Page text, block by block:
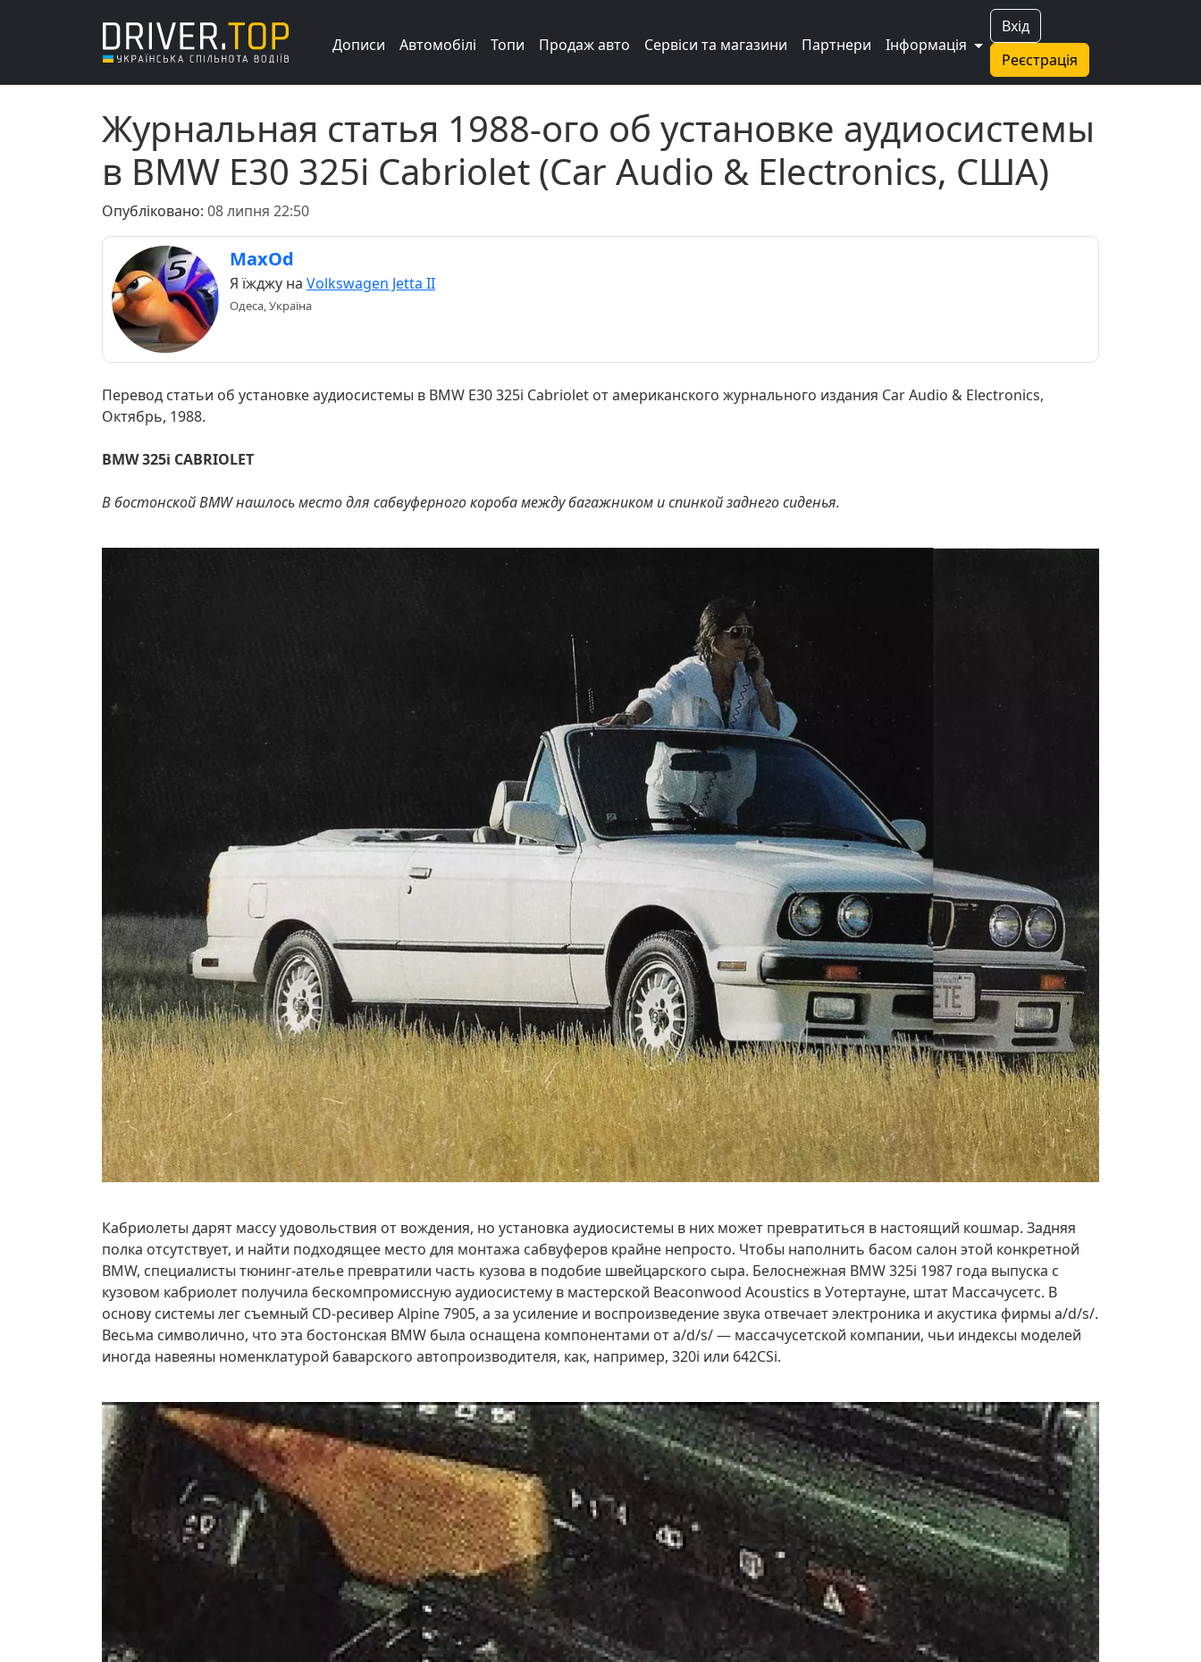
Вхід
Реєстрація
Дописи Автомобілі Топи Продаж авто Сервіси та магазини Партнери Інформація
Журнальная статья 1988-ого об установке аудиосистемы
в BMW Е30 325i Cabriolet (Car Audio & Electronics, США)
Опубліковано: 08 липня 22:50
MaxOd
Я їжджу на Volkswagen Jetta II
Одеса, Україна
Перевод статьи об установке аудиосистемы в BMW Е30 325i Cabriolet от американского журнального издания Car Audio & Electronics,
Октябрь, 1988.
BMW 325i CABRIOLET
В бостонской BMW нашлось место для сабвуферного короба между багажником и спинкой заднего сиденья.
Кабриолеты дарят массу удовольствия от вождения, но установка аудиосистемы в них может превратиться в настоящий кошмар. Задняя
полка отсутствует, и найти подходящее место для монтажа сабвуферов крайне непросто. Чтобы наполнить басом салон этой конкретной
BMW, специалисты тюнинг-ателье превратили часть кузова в подобие швейцарского сыра. Белоснежная BMW 325i 1987 года выпуска с
кузовом кабриолет получила бескомпромиссную аудиосистему в мастерской Beaconwood Acoustics в Уотертауне, штат Массачусетс. В
основу системы лег съемный CD-ресивер Alpine 7905, а за усиление и воспроизведение звука отвечает электроника и акустика фирмы a/d/s/.
Весьма символично, что эта бостонская BMW была оснащена компонентами от a/d/s/ — массачусетской компании, чьи индексы моделей
иногда навеяны номенклатурой баварского автопроизводителя, как, например, 320i или 642CSi.